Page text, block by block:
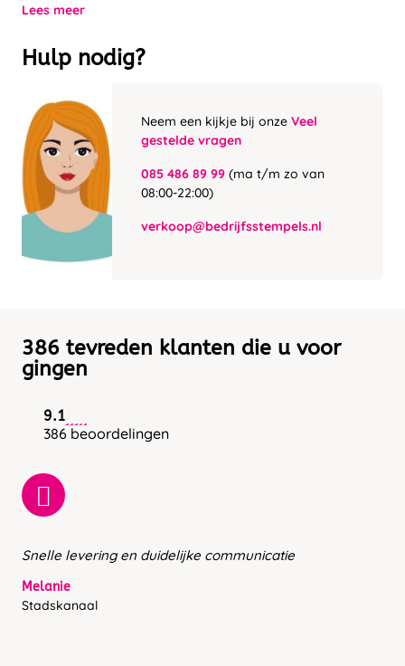
Lees meer
Hulp nodig?
Neem een kijkje bij onze Veel
gestelde vragen
085 486 89 99 (ma t/m zo van
08:00-22:00)
verkoop@bedrijfsstempels.nl
386 tevreden klanten die u voor
gingen
9.1
386 beoordelingen
Snelle levering en duidelijke communicatie
Melanie
Stadskanaal